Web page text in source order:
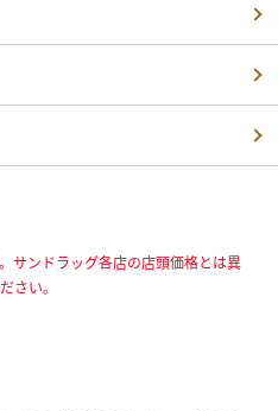
サンドラッグ各店の店頭価格とは異
さい。